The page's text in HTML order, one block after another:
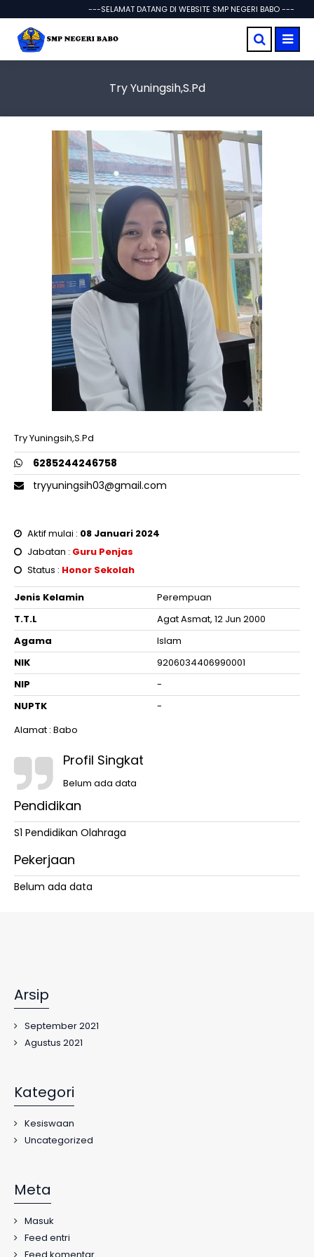
---SELAMAT DATANG DI WEBSITE SMP NEGERI BABO ---
Try Yuningsih,S.Pd
Try Yuningsih,S.Pd
6285244246758
tryyuningsih03@gmail.com
Aktif mulai : 08 Januari 2024
Jabatan : Guru Penjas
Status : Honor Sekolah
Jenis Kelamin
Perempuan
T.T.L
Agat Asmat, 12 Jun 2000
Agama
Islam
NIK
9206034406990001
NIP
-
NUPTK
-
Alamat : Babo
Profil Singkat
Belum ada data
Pendidikan
S1 Pendidikan Olahraga
Pekerjaan
Belum ada data
Arsip
September 2021
Agustus 2021
Kategori
Kesiswaan
Uncategorized
Meta
Masuk
Feed entri